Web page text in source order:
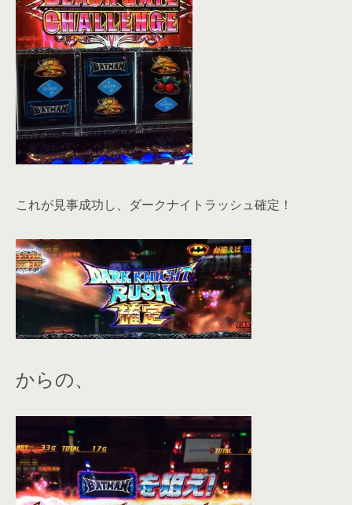
これが見事成功し、ダークナイトラッシュ確定！
からの、